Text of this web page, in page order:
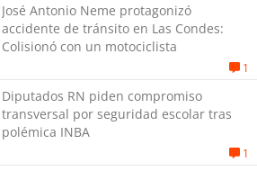
José Antonio Neme protagonizó
accidente de tránsito en Las Condes:
Colisionó con un motociclista
1
Diputados RN piden compromiso
transversal por seguridad escolar tras
polémica INBA
1